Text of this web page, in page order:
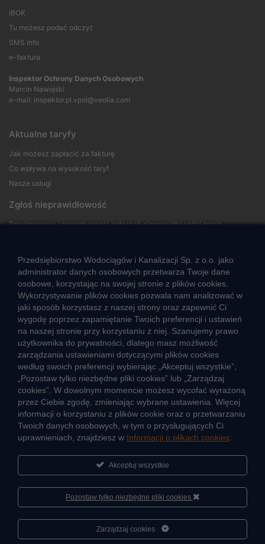
iBOK
Tu możesz podać odczyt
SMS info
e-faktura
Inspektor Ochrony Danych Osobowych
Marcin Nawojski
e-mail: inspektor.pl.vpol@veolia.com
Aktualne taryfy
Jak możesz zapłacić za fakturę
Co wpływa na wysokość taryf
Nasze usługi
Zgłoś nieprawidłowość
Przyjmowanie i rozpatrywanie zgłoszeń nieprawidłowości przez
Strefa klienta
Aktualności
Informacja o jakości wody
Informacje o przerwach w dostawie wody
Pogotowie wodociągowe
Jak oszczędzać wodę
Czego nie wrzucać do kanalizacji
Jak unikać strat wody
Nawyki eko-mieszkańca
Dane kluczowe
Jak kontrolujemy jakość wody i ścieków
Cyberbezpieczeństwo
Przedsiębiorstwo Wodociągów i Kanalizacji Sp. z o.o. jako
administrator danych osobowych przetwarza Twoje dane
osobowe, korzystając na swojej stronie z plików cookies.
Wykorzystywanie plików cookies pozwala nam analizować w
jaki sposób korzystasz z naszej strony oraz zapewnić Ci
wygodę poprzez zapamiętanie Twoich preferencji i ustawień
na naszej stronie przy korzystaniu z niej. Szanujemy prawo
użytkownika do prywatności, dlatego masz możliwość
zarządzania ustawieniami dotyczącymi plików cookies
według swoich preferencji wybierając „Akceptuj wszystkie”,
„Pozostaw tylko niezbędne pliki cookies” lub „Zarządzaj
cookies”. W dowolnym momencie możesz wycofać wyrażoną
przez Ciebie zgodę, zmieniając wybrane ustawienia. Więcej
informacji o korzystaniu z plików cookie oraz o przetwarzaniu
Twoich danych osobowych, w tym o przysługujących Ci
uprawnieniach, znajdziesz w Informacji o plikach cookies
Akceptuj wszystkie
Pozostaw tylko niezbędne pliki cookies
Zarządzaj cookies